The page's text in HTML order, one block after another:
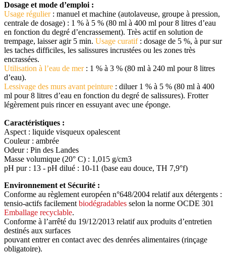
Dosage et mode d’emploi :
Usage régulier: manuel et machine (autolaveuse, groupe à pression,
centrale de dosage) : 1 % à 5 % (80 ml à 400 ml pour 8 litres d’eau
en fonction du degré d’encrassement). Très actif en solution de
trempage, laisser agir 5 min. Usage curatif: dosage de 5 %, à pur sur
les taches difficiles, les salissures incrustées ou les zones très
encrassées.
Utilisation à l’eau de mer: 1 % à 3 % (80 ml à 240 ml pour 8 litres
d’eau).
Lessivage des murs avant peinture : diluer 1 % à 5 % (80 ml à 400
ml pour 8 litres d’eau en fonction du degré de salissures). Frotter
légèrement puis rincer en essuyant avec une éponge.
Caractéristiques :
Aspect : liquide visqueux opalescent
Couleur : ambrée
Odeur : Pin des Landes
Masse volumique (20° C) : 1,015 g/cm3
pH pur : 13 - pH dilué : 10-11 (base eau douce, TH 7,9°f)
Environnement et Sécurité :
Conforme au règlement européen n°648/2004 relatif aux détergents :
tensio-actifs facilementbiodégradables selon la norme OCDE 301
Emballage recyclable.
Conforme à l’arrêté du 19/12/2013 relatif aux produits d’entretien
destinés aux surfaces
pouvant entrer en contact avec des denrées alimentaires (rinçage
obligatoire).